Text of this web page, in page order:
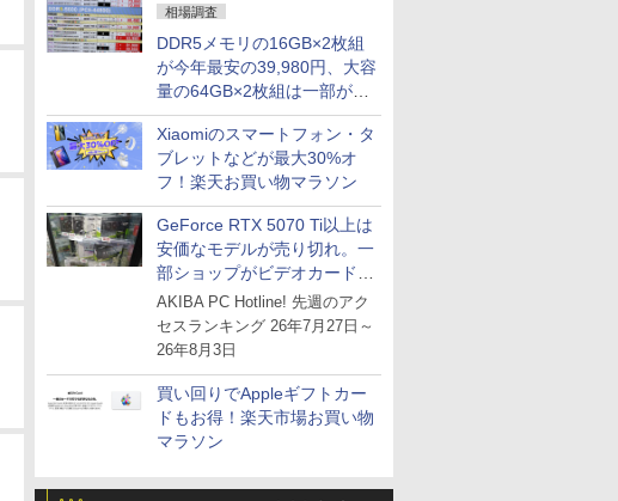
相場調査
DDR5メモリの16GB×2枚組
が今年最安の39,980円、大容
量の64GB×2枚組は一部が続
騰 [8月前半のメモリ価格]
Xiaomiのスマートフォン・タ
ブレットなどが最大30%オ
フ！楽天お買い物マラソン
GeForce RTX 5070 Ti以上は
安価なモデルが売り切れ。一
部ショップがビデオカードの
購入制限を実施したニュース
が注目を集める
AKIBA PC Hotline! 先週のアク
セスランキング 26年7月27日～
26年8月3日
買い回りでAppleギフトカー
ドもお得！楽天市場お買い物
マラソン